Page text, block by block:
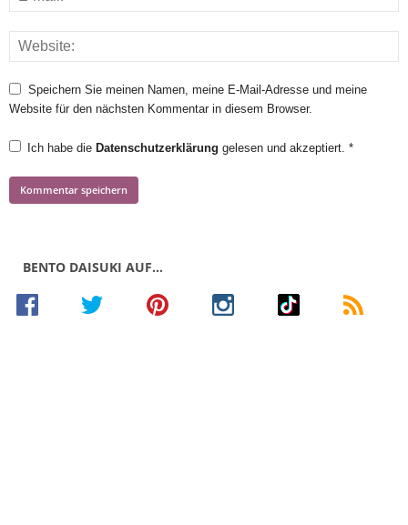
Speichern Sie meinen Namen, meine E-Mail-Adresse und meine
Website für den nächsten Kommentar in diesem Browser.
Ich habe die Datenschutzerklärung gelesen und akzeptiert. *
BENTO DAISUKI AUF…